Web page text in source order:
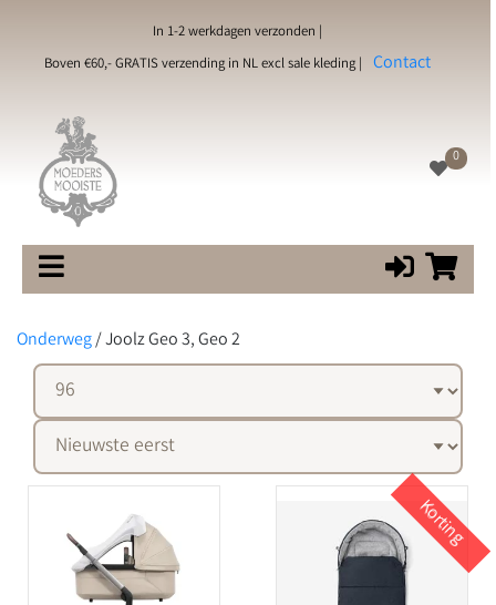
In 1-2 werkdagen verzonden |
Boven €60,- GRATIS verzending in NL excl sale kleding | Contact
0
Onderweg/Joolz Geo 3, Geo 2
Korting